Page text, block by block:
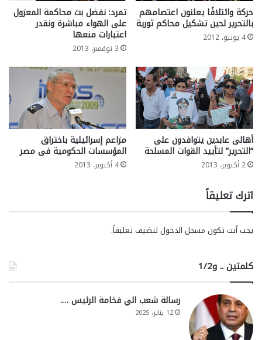
حركة وائتلافًا يعلنون اعتصامهم
بالتحرير لحين تشكيل محاكم ثورية
4 يونيو، 2012
تمرد: نفضل بث محاكمة المعزول
على الهواء مباشرة ونقدر
اعتبارات منعها
3 نوفمبر، 2013
أهالى عابدين يتوافدون على
“التحرير” لتأييد القوات المسلحة
2 أكتوبر، 2013
مزاعم إسرائيلية باختراق
المؤسسات الحكومية فى مصر
4 أكتوبر، 2013
اترك تعليقاً
يجب أنت تكون مسجل الدخول لتضيف تعليقاً.
كلمتين .. و1/2
رسالة شعب الي فخامة الرئيس ….
12 يناير، 2025